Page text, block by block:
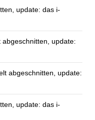
update: das i-
abgeschnitten, update:
abgeschnitten, update:
update: das i-